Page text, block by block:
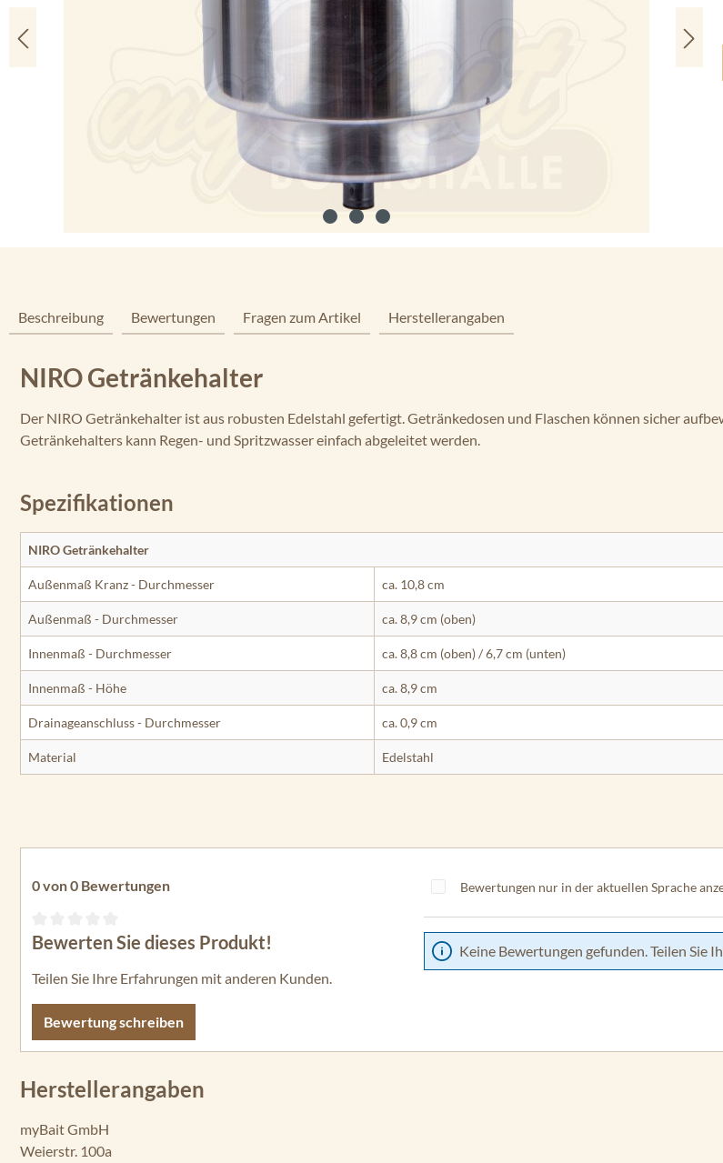
Beschreibung Bewertungen Fragen zum Artikel Herstellerangaben
NIRO Getränkehalter
Der NIRO Getränkehalter ist aus robusten Edelstahl gefertigt. Getränkedosen und Flaschen können sicher
Getränkehalters kann Regen- und Spritzwasser einfach abgeleitet werden.
Spezifikationen
NIRO Getränkehalter
Außenmaß Kranz - Durchmesser ca. 10,8 cm
Außenmaß - Durchmesser ca. 8,9 cm (oben)
Innenmaß - Durchmesser ca. 8,8 cm (oben) / 6,7 cm (unten)
Innenmaß - Höhe ca. 8,9 cm
Drainageanschluss - Durchmesser ca. 0,9 cm
Material Edelstahl
0 von 0 Bewertungen
Durchschnittliche Bewertung von 0 von 5 Sternen
Bewerten Sie dieses Produkt!
Teilen Sie Ihre Erfahrungen mit anderen Kunden.
Bewertung schreiben
Bewertungen nur in der aktuellen Sprache
Keine Bewertungen gefunden. Teilen Sie
Herstellerangaben
myBait GmbH
Weierstr. 100a